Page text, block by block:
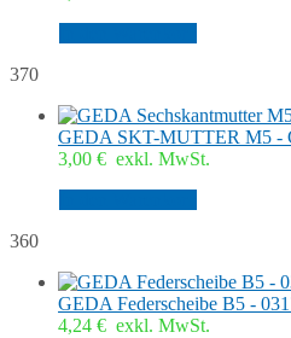
370
GEDA SKT-MUTTER M5 -
3,00 € exkl. MwSt.
360
GEDA Federscheibe B5 -
4,24 € exkl. MwSt.